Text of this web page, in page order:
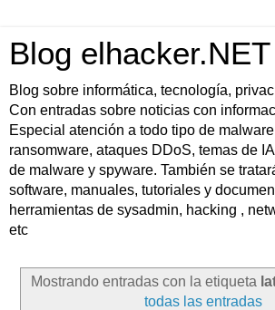
Blog elhacker.NET
Blog sobre informática, tecnología,
Con entradas sobre noticias con
Especial atención a todo tipo de
ransomware, ataques DDoS, temas de
de malware y spyware. También se
software, manuales, tutoriales y
herramientas de sysadmin, hacking ,
etc
Mostrando entradas con la etiqueta
todas las entradas